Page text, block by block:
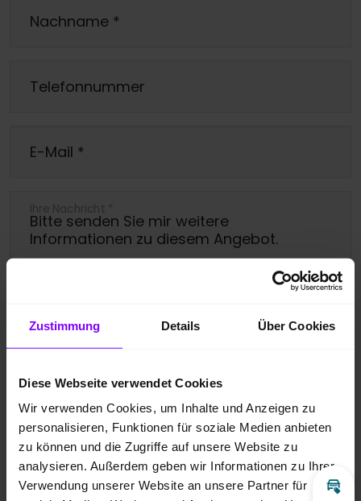
Zustimmung Details Über Cookies
Diese Webseite verwendet Cookies
Wir verwenden Cookies, um Inhalte und Anzeigen zu
personalisieren, Funktionen für soziale Medien anbieten
zu können und die Zugriffe auf unsere Website zu
analysieren. Außerdem geben wir Informationen zu Ihrer
Verwendung unserer Website an unsere Partner für
Nachname *
Telefonnummer
E-Mail *
Ihre Nachricht *
Ja, bitte melden Sie mich für den
Ich bin damit einverstanden, dass die
übermittelten Daten entsprechend der
Datenschutzbestimmungen gespeichert
und verarbeitet werden dürfen. Zudem